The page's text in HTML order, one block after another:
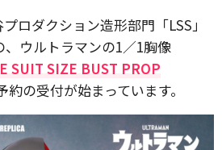
ロダクション造形部門「LSS」
ウルトラマンの1／1胸像
SUIT SIZE BUST PROP
約の受付が始まっています。